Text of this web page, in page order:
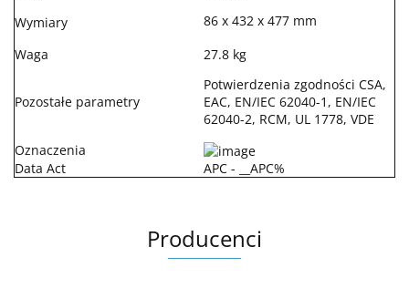
Wymiary
86 x 432 x 477 mm
Waga
27.8 kg
Pozostałe parametry
Potwierdzenia zgodności CSA,
EAC, EN/IEC 62040-1, EN/IEC
62040-2, RCM, UL 1778, VDE
Oznaczenia
Data Act
APC - __APC%
Producenci